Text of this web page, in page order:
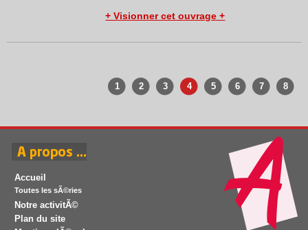
+ Visionner cet ouvrage +
1 2 3 4 5 6 7 8
Accueil
Toutes les sÃ©ries
Notre activitÃ©
Plan du site